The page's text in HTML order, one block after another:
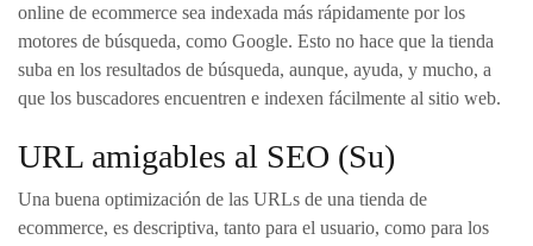
online de ecommerce sea indexada más rápidamente por los
motores de búsqueda, como Google. Esto no hace que la tienda
suba en los resultados de búsqueda, aunque, ayuda, y mucho, a
que los buscadores encuentren e indexen fácilmente al sitio web.
URL amigables al SEO (Su)
Una buena optimización de las URLs de una tienda de
ecommerce, es descriptiva, tanto para el usuario, como para los